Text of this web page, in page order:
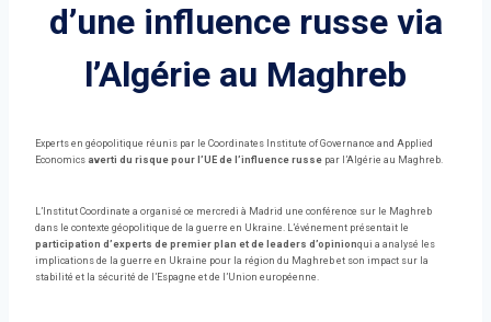
d’une influence russe via
l’Algérie au Maghreb
Experts en géopolitique réunis par le Coordinates Institute of Governance and Applied
Economics averti du risque pour l’UE de l’influence russe par l’Algérie au Maghreb.
L’Institut Coordinate a organisé ce mercredi à Madrid une conférence sur le Maghreb
dans le contexte géopolitique de la guerre en Ukraine. L’événement présentait le
participation d’experts de premier plan et de leaders d’opinionqui a analysé les
implications de la guerre en Ukraine pour la région du Maghreb et son impact sur la
stabilité et la sécurité de l’Espagne et de l’Union européenne.